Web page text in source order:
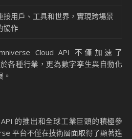
接用戶、工具和世界，實現跨場景
協作
Cloud API 不僅加速了
各種行業，更為數字孪生與自動化
的推出和全球工業巨頭的積極參
平台不僅在技術層面取得了顯著進